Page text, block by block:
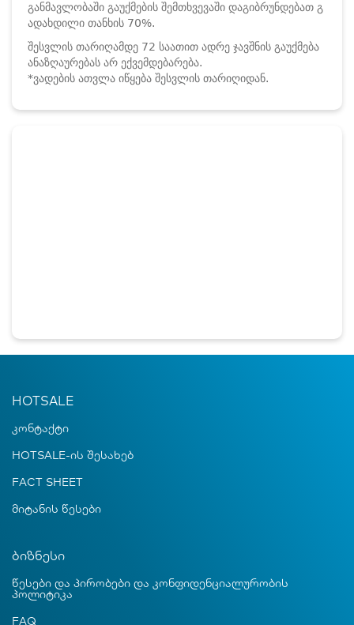
განმავლობაში გაუქმების შემთხვევაში დაგიბრუნდებათ გ
ადახდილი თანხის 70%.
შესვლის თარიღამდე 72 საათით ადრე ჯავშნის გაუქმება
ანაზღაურებას არ ექვემდებარება.
*ვადების ათვლა იწყება შესვლის თარიღიდან.
HOTSALE
კონტაქტი
HOTSALE-ის შესახებ
FACT SHEET
მიტანის წესები
ბიზნესი
წესები და პირობები და კონფიდენციალურობის
პოლიტიკა
FAQ